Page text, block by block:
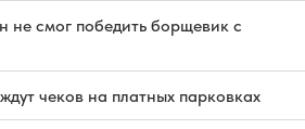
не смог победить борщевик с
чеков на платных парковках